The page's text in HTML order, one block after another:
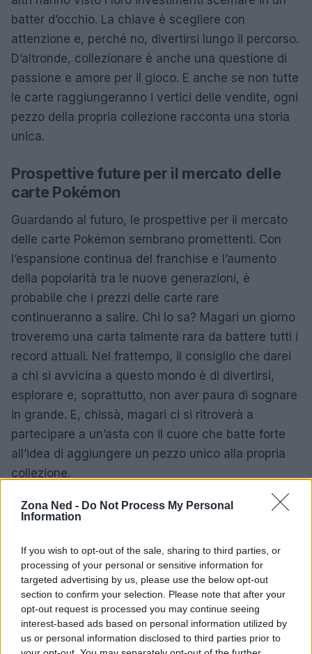
Zona Ned - Do Not Process My Personal
Information
If you wish to opt-out of the sale, sharing to third parties, or
processing of your personal or sensitive information for
targeted advertising by us, please use the below opt-out
section to confirm your selection. Please note that after your
opt-out request is processed you may continue seeing
interest-based ads based on personal information utilized by
us or personal information disclosed to third parties prior to
batter d’occhio. La chiave è scegliere con
attenzione e, perché no, divertirsi lungo il percorso.
D’altronde, collezionare è anche una questione di
passione e amore per il gioco. E anche se non tutte
le carte raggiungeranno i vertici delle vendite, ogni
pezzo della propria collezione racconta una storia
unica.
Prospettive future per il mercato delle
carte Pokémon
Guardando al futuro, le prospettive per il mercato
delle carte Pokémon sembrano promettenti. Con
l’espansione continua del franchise e l’aumento
della popolarità tra le nuove generazioni, è
probabile che i prezzi delle carte rare
continueranno a salire. Chi lo sa? Magari un giorno
troveremo una carta talmente rara da battere tutti i
record attuali. Nel frattempo, il consiglio che darei
a chi si avvicina a questo mondo è di divertirsi,
esplorare e, soprattutto, non aver paura di sognare
in grande. E, chissà, magari ci si ritroverà a
partecipare a un’asta con il cuore che batte forte
all’idea di aggiungere un pezzo unico alla propria
collezione.
Staff